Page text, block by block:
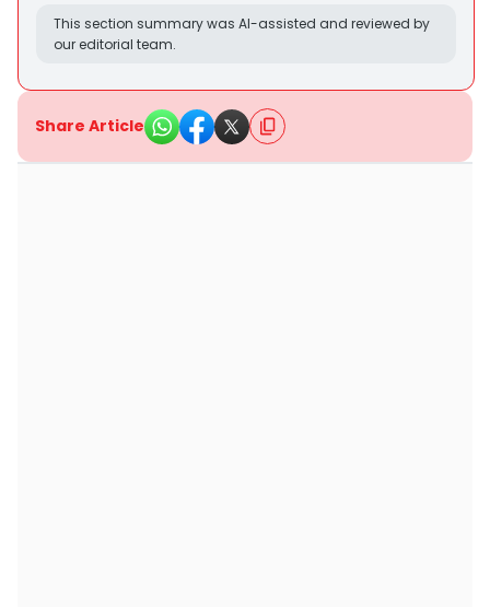
This section summary was AI-assisted and reviewed by
our editorial team.
Share Article